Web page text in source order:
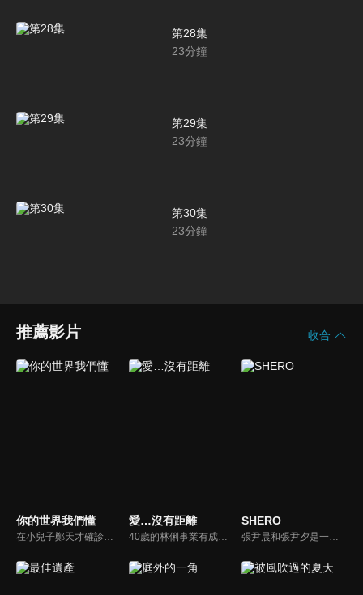
第28集
23分鐘
第29集
23分鐘
第30集
23分鐘
推薦影片 收合
你的世界我們懂 愛…沒有距離
40歲的林俐事業有成、家庭美滿，卻在生日前夕雙重失守。公司空降年輕網紅與她競爭創意總監之位，丈夫陳石更與女兒補習老師外遇，甚至備妥離婚協議。女兒思遠得知真相後憤而出走，投靠網友。婚姻裂痕與親子衝突同時爆發，林俐被迫直面感情早已變質的殘酷現實，在崩塌邊緣重新審視自己的人生與選擇。
SHERO
張尹晨和張尹夕是一對相隔五年的姊妹，尹夕在國外被神秘殺手襲擊而下落不明後，姐姐尹晨決定接手妹妹的女保鏢公司SHERO，並和RSB船廠的總裁岳銳翔一起調查對付妹妹的幕後黑手。隨著他們越來越接近真相，那個要殺害尹夕的幕後真兇，似乎就是他們身邊的人…